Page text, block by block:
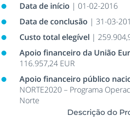
Data de início | 01-02-2016
Data de conclusão | 31-03-
Custo total elegível |
Apoio financeiro da União
116.957,24 EUR
Apoio financeiro público
NORTE2020 – Programa
Norte
Descrição do